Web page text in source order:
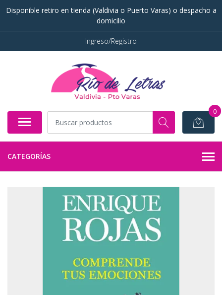
Disponible retiro en tienda (Valdivia o Puerto Varas) o despacho a
domicilio
Ingreso/Registro
0
CATEGORÍAS